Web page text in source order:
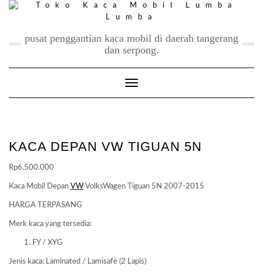
Skip
pusat penggantian kaca mobil di daerah tangerang
dan serpong.
Toggle Navigation
KACA DEPAN VW TIGUAN 5N
Rp6.500.000
Kaca Mobil Depan VW VolksWagen Tiguan 5N 2007-2015
HARGA TERPASANG
Merk kaca yang tersedia:
FY / XYG
Jenis kaca: Laminated / Lamisafe (2 Lapis)